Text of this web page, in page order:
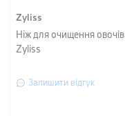
Zyliss
Ніж для очищення овочів
Zyliss
Залишити відгук